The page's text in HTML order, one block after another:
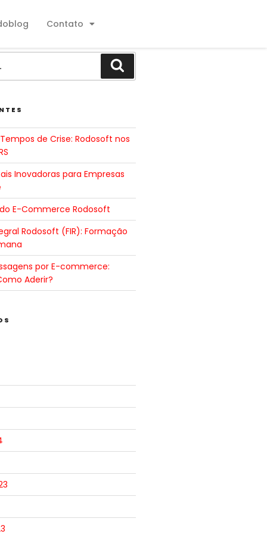
Contato
de Crise: Rodosoft nos
Inovadoras para Empresas
E-Commerce Rodosoft
Rodosoft (FIR): Formação
por E-commerce:
Aderir?